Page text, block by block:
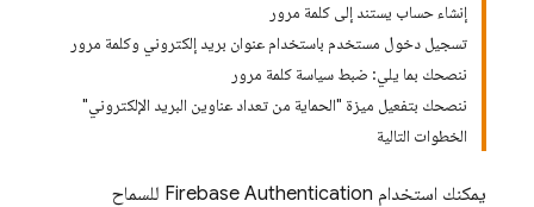
إنشاء حساب يستند إلى كلمة مرور
تسجيل دخول مستخدم باستخدام عنوان بريد إلكتروني وكلمة مرور
ننصحك بما يلي: ضبط سياسة كلمة مرور
ننصحك بتفعيل ميزة "الحماية من تعداد عناوين البريد الإلكتروني"
الخطوات التالية
يمكنك استخدام Firebase Authentication للسماح